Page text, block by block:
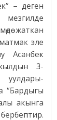
– деген
жаткан
эле
Асанбек
3-
уулдары-
“Бардыгы
акынга